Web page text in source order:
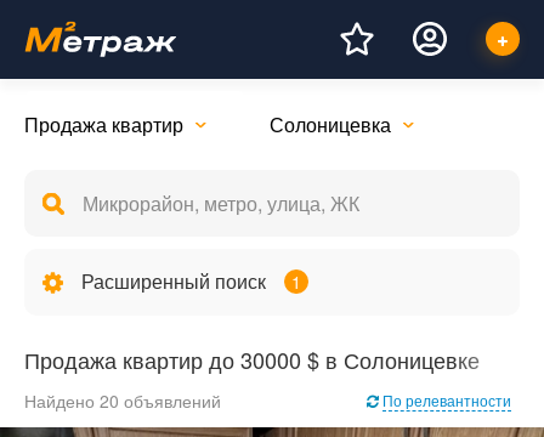
Продажа квартир Солоницевка
Расширенный поиск 1
Продажа квартир до 30000 $ в Солоницевке
Найдено 20 объявлений По релевантности